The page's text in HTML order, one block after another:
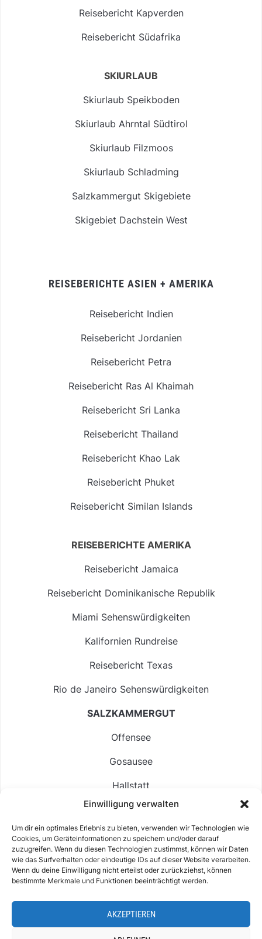
Einwilligung verwalten
Um dir ein optimales Erlebnis zu bieten, verwenden wir Technologien wie
Cookies, um Geräteinformationen zu speichern und/oder darauf
zuzugreifen. Wenn du diesen Technologien zustimmst, können wir Daten
wie das Surfverhalten oder eindeutige IDs auf dieser Website verarbeiten.
Wenn du deine Einwilligung nicht erteilst oder zurückziehst, können
bestimmte Merkmale und Funktionen beeinträchtigt werden.
AKZEPTIEREN
Reisebericht Kapverden
Reisebericht Südafrika
SKIURLAUB
Skiurlaub Speikboden
Skiurlaub Ahrntal Südtirol
Skiurlaub Filzmoos
Skiurlaub Schladming
Salzkammergut Skigebiete
Skigebiet Dachstein West
REISEBERICHTE ASIEN + AMERIKA
Reisebericht Indien
Reisebericht Jordanien
Reisebericht Petra
Reisebericht Ras Al Khaimah
Reisebericht Sri Lanka
Reisebericht Thailand
Reisebericht Khao Lak
Reisebericht Phuket
Reisebericht Similan Islands
REISEBERICHTE AMERIKA
Reisebericht Jamaica
Reisebericht Dominikanische Republik
Miami Sehenswürdigkeiten
Kalifornien Rundreise
Reisebericht Texas
Rio de Janeiro Sehenswürdigkeiten
SALZKAMMERGUT
Offensee
Gosausee
Hallstatt
Langbathsee
Altausseer See
Hintersee
IMPRESSUM & KONTAKT